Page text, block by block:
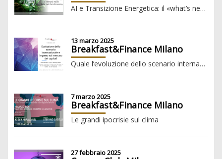
AI e Transizione Energetica: il «what’s next» della Net Zero Economy
13 marzo 2025
Breakfast&Finance Milano
Quale l’evoluzione dello scenario internazionale e l’impatto sul mercato dei capitali?
7 marzo 2025
Breakfast&Finance Milano
Le grandi ipocrisie sul clima
27 febbraio 2025